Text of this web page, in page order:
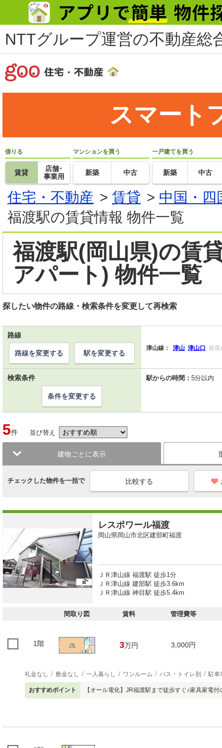
NTTグループ運営の不動産総
スマート
借りる
賃貸
店舗･
事業用
マンションを買う
新築 中古
一戸建てを買う
新築 中古
住宅・不動産 > 賃貸 > 中国・四
福渡駅の賃貸情報 物件一覧
福渡駅(岡山県)の賃
アパート) 物件一覧
探したい物件の路線・検索条件を変更して再検索
路線
津山線： 津山 津山口 佐良
路線を変更する 駅を変更する
検索条件 駅からの時間： 5分以内
条件を変更する
5件 並び替え
建物ごとに表示
チェックした物件を一括で
レスポワール福渡
岡山県岡山市北区建部町福渡
ＪＲ津山線 福渡駅 徒歩1分
ＪＲ津山線 建部駅 徒歩3.6km
ＪＲ津山線 神目駅 徒歩5.4km
間取り図 賃料 管理費等
1階 3万円 3,000円
礼金なし 敷金なし 一人暮らし ワンルーム バス・トイレ別 駐車
おすすめポイント 【オール電化】JR福渡駅まで徒歩すぐ♪家具家電付